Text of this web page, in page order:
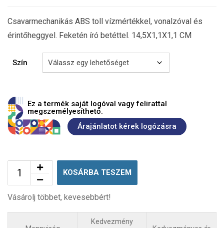
Csavarmechanikás ABS toll vízmértékkel, vonalzóval és
érintőheggyel. Feketén író betéttel. 14,5X1,1X1,1 CM
Szín
Ez a termék saját logóval vagy felirattal
megszemélyesíthető.
Árajánlatot kérek logózásra
KOSÁRBA TESZEM
Vásárolj többet, kevesebbért!
Kedvezmény